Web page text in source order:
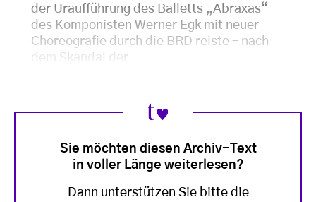
der Uraufführung des Balletts „Abraxas“
des Komponisten Werner Egk mit neuer
Choreografie durch die BRD reiste – nach
dem Skandal der
Sie möchten diesen Archiv-Text
in voller Länge weiterlesen?
Dann unterstützen Sie bitte die